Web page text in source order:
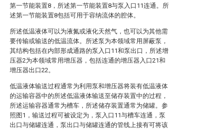
第一节能装置8，所述第一节能装置8与泵入口11连通。所
述第一节能装置8包括可用于容纳流体的腔体。
所述低温液体可以为液氮或液化天然气，也可以为其他需
要传输或输送的低温流体。所述泵为本领域常用屏蔽泵，
其结构包括在内部形成通路的泵入口11和泵出口，所述增
压器2为本领域常用增压器，包括连通的增压器入口21和
增压器出口22。
低温液体输送过程通常为利用泵和增压器将装有低温液体
的运输容器中的所述低温液体输送至储存装置中的过程，
所述运输容器通常为槽车，所述储存装置通常为储罐。参
照图1，输送过程可被设定为，泵入口11与槽车连通，泵
出口与储罐连通，泵出口与储罐连通的管线上接有可将该